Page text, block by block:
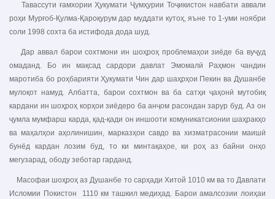
Тавассути ғамхории Ҳукумати Ҷумҳурии Тоҷикистон навбати аввали
роҳи Мурғоб-Қулма-Қароқурум дар муддати кутоҳ, яъне то 1-уми ноябри
соли 1998 сохта ба истифода дода шуд.
Дар аввал барои сохтмони ин шоҳроҳ проблемаҳои зиёде ба вуҷуд
омаданд. Бо ин мақсад сардори давлат Эмомалӣ Раҳмон чандин
маротиба бо роҳбарияти Ҳукумати Чин дар шаҳрҳои Пекин ва Душанбе
мулоқот намуд. Албатта, барои сохтмон ва ба сатҳи ҷаҳонӣ мутобиқ
кардани ин шоҳроҳ корҳои зиёдеро ба анҷом расондан зарур буд. Аз он
ҷумла мумфарш карда, қад-қади он иншооти комуникатсионии шаҳракҳо
ва маҳалҳои аҳолинишин, марказҳои савдо ва хизматрасонии маишӣ
бунёд кардан лозим буд, то ки минтақаҳое, ки роҳ аз байни онҳо
мегузарад, ободу зеботар гарданд.
Масофаи шоҳроҳ аз Душанбе то сарҳади Хитой 1010 км ва то Давлати
Исломии Покистон 1110 км ташкил медиҳад. Барои амалсозии лоиҳаи